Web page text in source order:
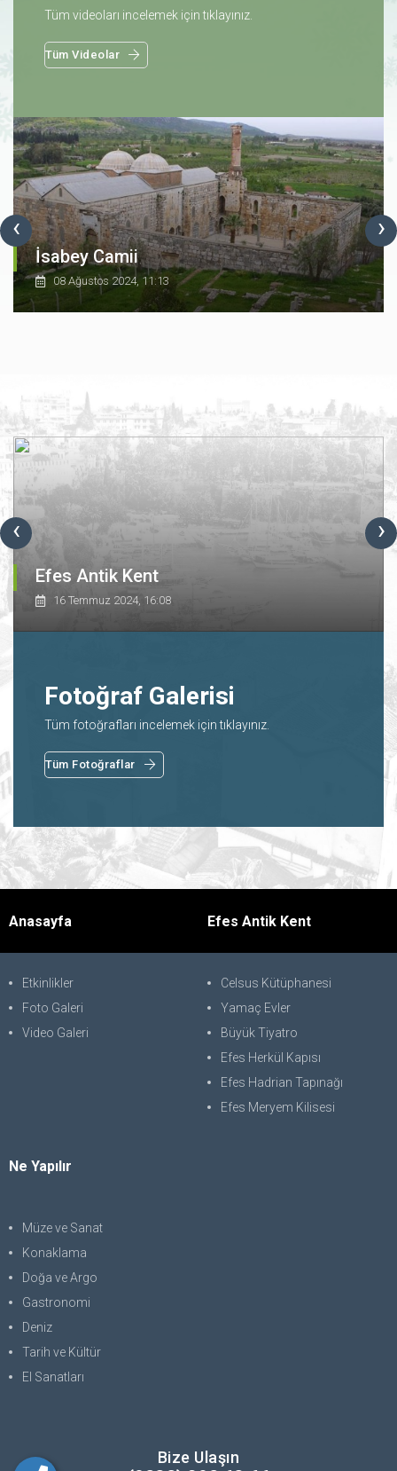
Tüm videoları incelemek için tıklayınız.
Tüm Videolar
‹ ›
İsabey Camii
08 Ağustos 2024, 11:13
‹ ›
Efes Antik Kent
16 Temmuz 2024, 16:08
Fotoğraf Galerisi
Tüm fotoğrafları incelemek için tıklayınız.
Tüm Fotoğraflar
Anasayfa
Etkinlikler
Foto Galeri
Video Galeri
Efes Antik Kent
Celsus Kütüphanesi
Yamaç Evler
Büyük Tiyatro
Efes Herkül Kapısı
Efes Hadrian Tapınağı
Efes Meryem Kilisesi
Ne Yapılır
Müze ve Sanat
Konaklama
Doğa ve Argo
Gastronomi
Deniz
Tarih ve Kültür
El Sanatları
Bize Ulaşın